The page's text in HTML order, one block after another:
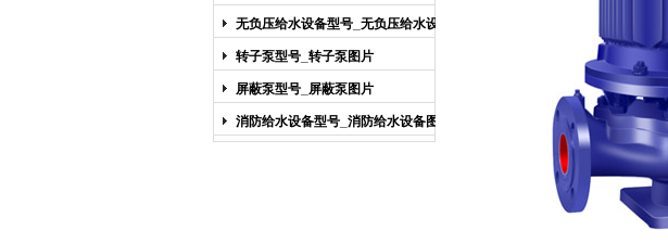
无负压给水设备型号_无负压给水设备
图片
转子泵型号_转子泵图片
屏蔽泵型号_屏蔽泵图片
消防给水设备型号_消防给水设备图片